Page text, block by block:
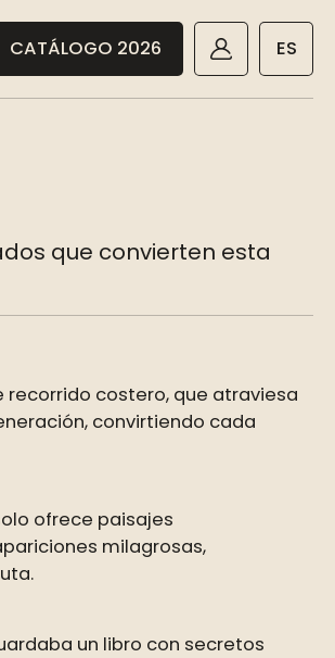
CATÁLOGO 2026 ES
que convierten esta
recorrido costero, que atraviesa
convirtiendo cada
ofrece paisajes
milagrosas,
un libro con secretos